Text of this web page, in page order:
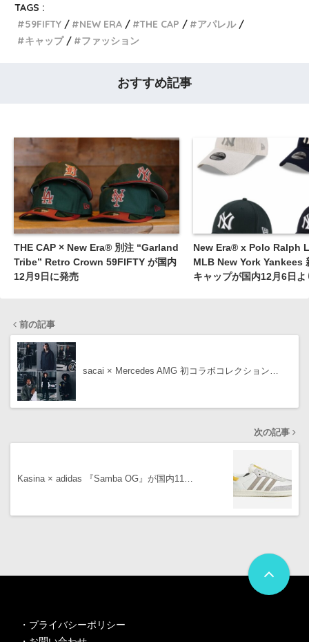
TAGS :
59FIFTY
NEW ERA THE CAP
アパレル
キャップ
ファッション
おすすめ記事
THE CAP × New Era® 別注 “Garland
Tribe” Retro Crown 59FIFTY が国内
12月9日に発売
New Era®︎ x Polo Ralph
MLB New York Yankees
キャップが国内12月6日よ
前の記事
sacai × Mercedes AMG 初コラボコレクション…
次の記事
Kasina × adidas 『Samba OG』が国内11…
・ プライバシーポリシー